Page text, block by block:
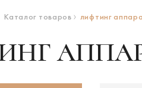
Каталог товаров лифтинг